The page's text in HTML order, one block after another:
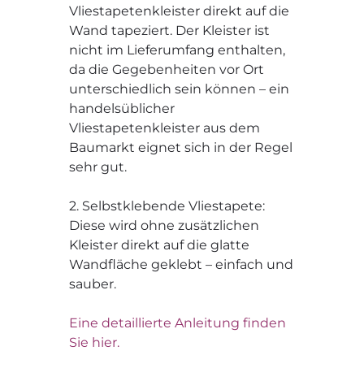
Vliestapetenkleister direkt auf die
Wand tapeziert. Der Kleister ist
nicht im Lieferumfang enthalten,
da die Gegebenheiten vor Ort
unterschiedlich sein können – ein
handelsüblicher
Vliestapetenkleister aus dem
Baumarkt eignet sich in der Regel
sehr gut.
2. Selbstklebende Vliestapete:
Diese wird ohne zusätzlichen
Kleister direkt auf die glatte
Wandfläche geklebt – einfach und
sauber.
Eine detaillierte Anleitung finden
Sie hier.